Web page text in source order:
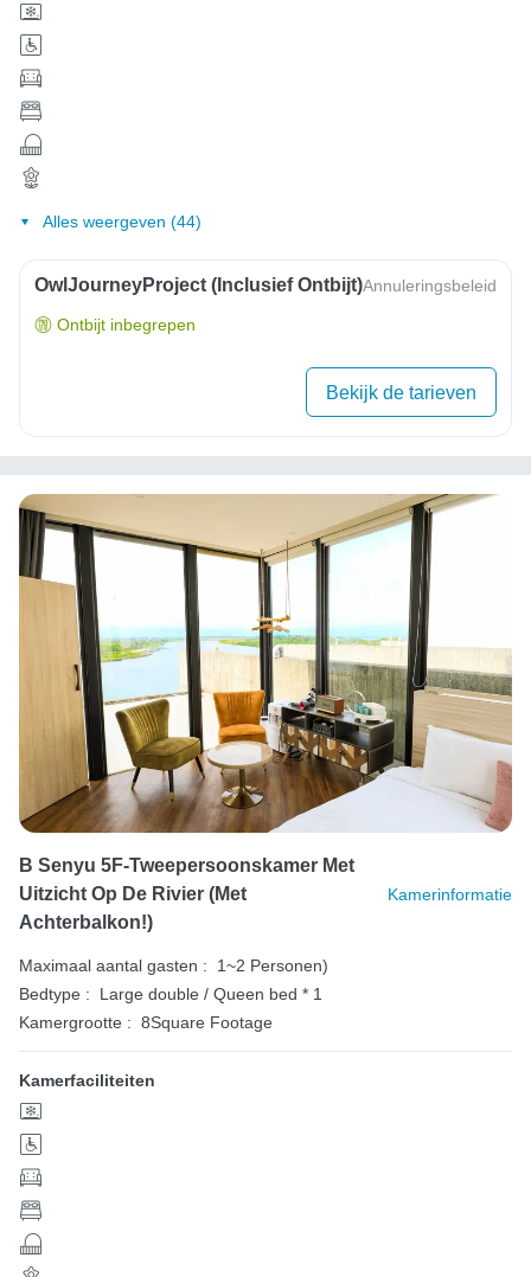
Alles weergeven (44)
OwlJourneyProject (inclusief Ontbijt)Annuleringsbeleid
Ontbijt inbegrepen
Bekijk de tarieven
B Senyu 5F-Tweepersoonskamer Met
Uitzicht Op De Rivier (met
Achterbalkon!)
Kamerinformatie
Maximaal aantal gasten :
1~2 Personen)
Bedtype :
Large double / Queen bed * 1
Kamergrootte : 8Square Footage
Kamerfaciliteiten